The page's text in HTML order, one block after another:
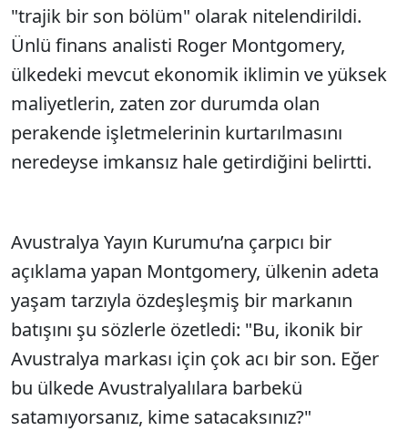
"trajik bir son bölüm" olarak nitelendirildi.
Ünlü finans analisti Roger Montgomery,
ülkedeki mevcut ekonomik iklimin ve yüksek
maliyetlerin, zaten zor durumda olan
perakende işletmelerinin kurtarılmasını
neredeyse imkansız hale getirdiğini belirtti.
Avustralya Yayın Kurumu’na çarpıcı bir
açıklama yapan Montgomery, ülkenin adeta
yaşam tarzıyla özdeşleşmiş bir markanın
batışını şu sözlerle özetledi: "Bu, ikonik bir
Avustralya markası için çok acı bir son. Eğer
bu ülkede Avustralyalılara barbekü
satamıyorsanız, kime satacaksınız?"